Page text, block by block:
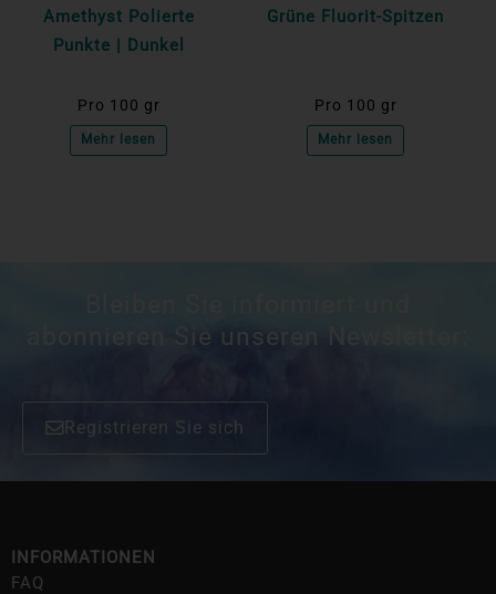
Amethyst Polierte
Punkte | Dunkel
Pro 100 gr
Mehr lesen
Grüne Fluorit-Spitzen
Pro 100 gr
Mehr lesen
abonnieren Sie unseren Newsletter:
Registrieren Sie sich
INFORMATIONEN
FAQ